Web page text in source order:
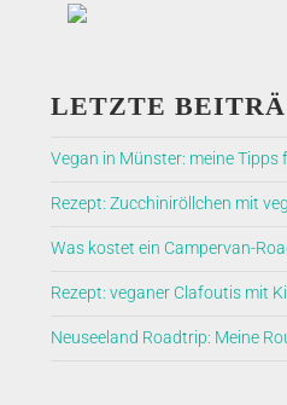
LETZTE
Vegan in Münster: meine
Rezept: Zucchiniröllchen mit
Was kostet ein Campervan-
Rezept: veganer Clafoutis mit
Neuseeland Roadtrip: Meine